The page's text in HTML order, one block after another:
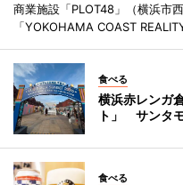
商業施設「PLOT48」（横浜市
「YOKOHAMA COAST
食べる
横浜赤レンガ
ト」 サンタ
食べる